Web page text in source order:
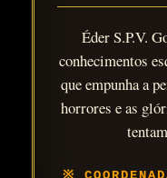
Éder S.P.V.
conhecimentos
que empunha a
horrores e as